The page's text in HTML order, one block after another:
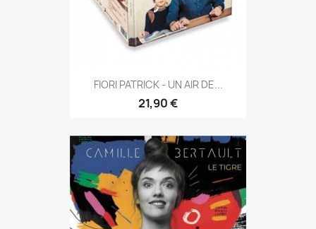
FIORI PATRICK - UN AIR DE...
21,90 €